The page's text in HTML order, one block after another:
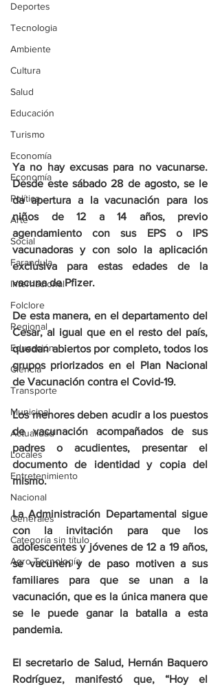
Deportes
Tecnologia
Ambiente
Cultura
Salud
Educación
Turismo
Economía
Economía
Política
Arte
Social
Farandula
Internacional
Folclore
Regional
Educación
Ciencia
Transporte
Municipal
Actualidad
Locales
Entretenimiento
Nacional
Generales
Categoría sin título
Agro-Tecnología
Ya no hay excusas para no vacunarse.
Desde este sábado 28 de agosto, se le
da apertura a la vacunación para los
niños de 12 a 14 años, previo
agendamiento con sus EPS o IPS
vacunadoras y con solo la aplicación
exclusiva para estas edades de la
vacuna de Pfizer.
De esta manera, en el departamento del
Cesar, al igual que en el resto del país,
quedan abiertos por completo, todos los
grupos priorizados en el Plan Nacional
de Vacunación contra el Covid-19.
Los menores deben acudir a los puestos
de vacunación acompañados de sus
padres o acudientes, presentar el
documento de identidad y copia del
mismo.
La Administración Departamental sigue
con la invitación para que los
adolescentes y jóvenes de 12 a 19 años,
se vacunen y de paso motiven a sus
familiares para que se unan a la
vacunación, que es la única manera que
se le puede ganar la batalla a esta
pandemia.
El secretario de Salud, Hernán Baquero
Rodríguez, manifestó que, “Hoy el